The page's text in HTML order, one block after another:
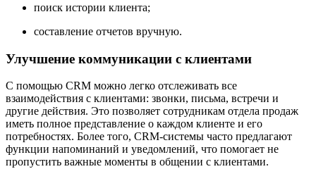
поиск истории клиента;
составление отчетов вручную.
Улучшение коммуникации с клиентами
С помощью CRM можно легко отслеживать все
взаимодействия с клиентами: звонки, письма, встречи и
другие действия. Это позволяет сотрудникам отдела продаж
иметь полное представление о каждом клиенте и его
потребностях. Более того, CRM-системы часто предлагают
функции напоминаний и уведомлений, что помогает не
пропустить важные моменты в общении с клиентами.